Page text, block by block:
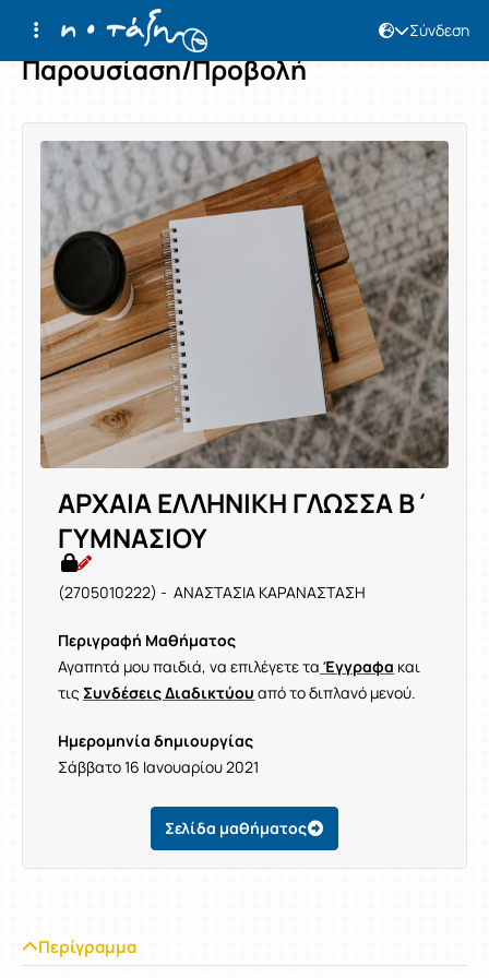
Σύνδεση
Παρουσίαση/Προβολή
ΑΡΧΑΙΑ ΕΛΛΗΝΙΚΗ ΓΛΩΣΣΑ Β΄
ΓΥΜΝΑΣΙΟΥ
(2705010222) - ΑΝΑΣΤΑΣΙΑ ΚΑΡΑΝΑΣΤΑΣΗ
Περιγραφή Μαθήματος
Αγαπητά μου παιδιά, να επιλέγετε τα Έγγραφα και
τις Συνδέσεις Διαδικτύου από το διπλανό μενού.
Ημερομηνία δημιουργίας
Σάββατο 16 Ιανουαρίου 2021
Σελίδα μαθήματος
Περίγραμμα